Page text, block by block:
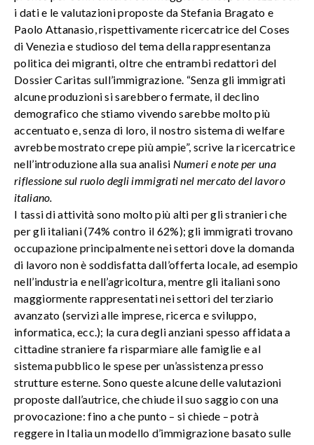
i dati e le valutazioni proposte da Stefania Bragato e
Paolo Attanasio, rispettivamente ricercatrice del Coses
di Venezia e studioso del tema della rappresentanza
politica dei migranti, oltre che entrambi redattori del
Dossier Caritas sull’immigrazione. “Senza gli immigrati
alcune produzioni si sarebbero fermate, il declino
demografico che stiamo vivendo sarebbe molto più
accentuato e, senza di loro, il nostro sistema di welfare
avrebbe mostrato crepe più ampie”, scrive la ricercatrice
nell’introduzione alla sua analisi Numeri e note per una
riflessione sul ruolo degli immigrati nel mercato del lavoro
italiano.
I tassi di attività sono molto più alti per gli stranieri che
per gli italiani (74% contro il 62%); gli immigrati trovano
occupazione principalmente nei settori dove la domanda
di lavoro non è soddisfatta dall’offerta locale, ad esempio
nell’industria e nell’agricoltura, mentre gli italiani sono
maggiormente rappresentati nei settori del terziario
avanzato (servizi alle imprese, ricerca e sviluppo,
informatica, ecc.); la cura degli anziani spesso affidata a
cittadine straniere fa risparmiare alle famiglie e al
sistema pubblico le spese per un’assistenza presso
strutture esterne. Sono queste alcune delle valutazioni
proposte dall’autrice, che chiude il suo saggio con una
provocazione: fino a che punto – si chiede – potrà
reggere in Italia un modello d’immigrazione basato sulle